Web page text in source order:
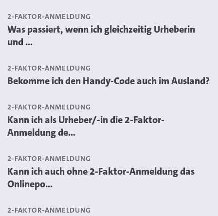
2-FAKTOR-ANMELDUNG
Was passiert, wenn ich gleichzeitig Urheberin
und ...
2-FAKTOR-ANMELDUNG
Bekomme ich den Handy-Code auch im Ausland?
2-FAKTOR-ANMELDUNG
Kann ich als Urheber/-in die 2-Faktor-
Anmeldung de...
2-FAKTOR-ANMELDUNG
Kann ich auch ohne 2-Faktor-Anmeldung das
Onlinepo...
2-FAKTOR-ANMELDUNG